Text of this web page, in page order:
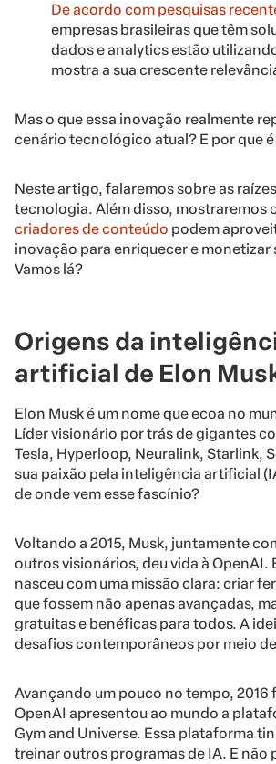
De acordo com pesquisas
empresas brasileiras que têm
dados e analytics estão
mostra a sua crescente
Mas o que essa inovação realmente
cenário tecnológico atual? E por que
Neste artigo, falaremos sobre as
tecnologia. Além disso, mostraremos
criadores de conteúdo podem
inovação para enriquecer e monetizar
Vamos lá?
Origens da
artificial de Elon
Elon Musk é um nome que ecoa no
Líder visionário por trás de gigantes
Tesla, Hyperloop, Neuralink, Starlink,
sua paixão pela inteligência artificial
de onde vem esse fascínio?
Voltando a 2015, Musk, juntamente
outros visionários, deu vida à OpenAI.
nasceu com uma missão clara: criar
que fossem não apenas avançadas,
gratuitas e benéficas para todos. A
desafios contemporâneos por meio
Avançando um pouco no tempo, 2016
OpenAI apresentou ao mundo a
Gym and Universe. Essa plataforma
treinar outros programas de IA. E não